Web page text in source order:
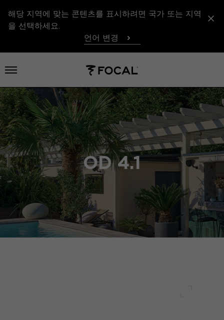
해당 지역에 맞는 콘텐츠를 표시하려면 국가 또는 지역
을 선택하세요.
언어 변경
메뉴 열기
OD 4.1